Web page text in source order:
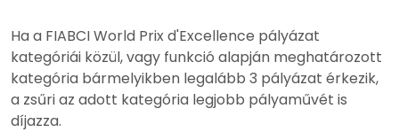
Ha a FIABCI World Prix d'Excellence pályázat
kategóriái közül, vagy funkció alapján meghatározott
kategória bármelyikben legalább 3 pályázat érkezik,
a zsűri az adott kategória legjobb pályaművét is
díjazza.